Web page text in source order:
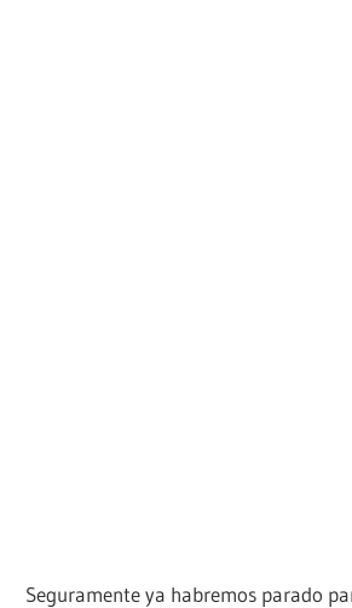
Seguramente ya habremos parado